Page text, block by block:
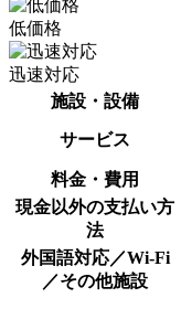
低価格
迅速対応
施設・設備
サービス
料金・費用
現金以外の支払い方
法
外国語対応／Wi-Fi
／その他施設